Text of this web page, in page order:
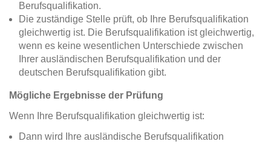
Berufsqualifikation.
Die zuständige Stelle prüft, ob Ihre Berufsqualifikation
gleichwertig ist. Die Berufsqualifikation ist gleichwertig,
wenn es keine wesentlichen Unterschiede zwischen
Ihrer ausländischen Berufsqualifikation und der
deutschen Berufsqualifikation gibt.
Mögliche Ergebnisse der Prüfung
Wenn Ihre Berufsqualifikation gleichwertig ist:
Dann wird Ihre ausländische Berufsqualifikation